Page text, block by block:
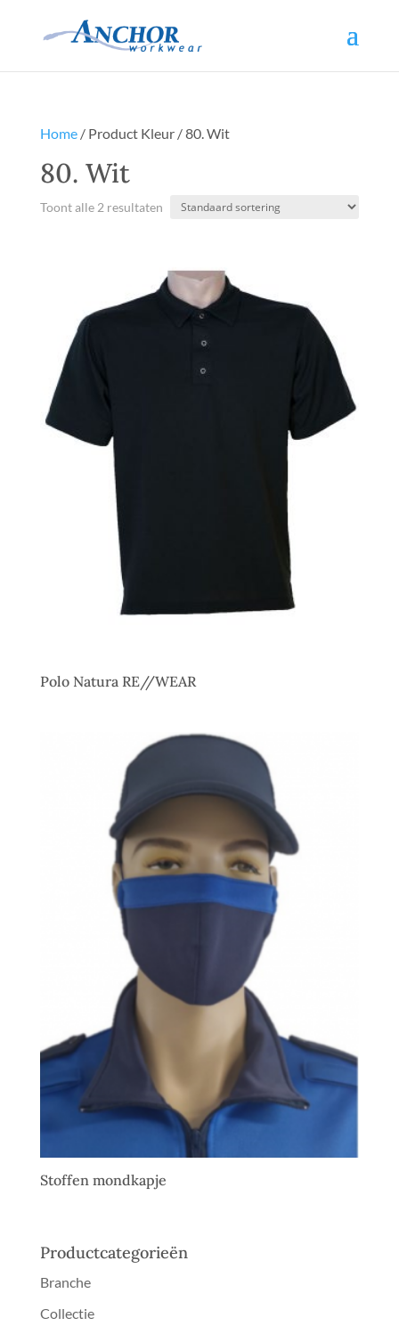
Home/ Product Kleur / 80. Wit
80. Wit
Toont alle 2 resultaten
Polo Natura RE//WEAR
Stoffen mondkapje
Productcategorieën
Branche
Collectie